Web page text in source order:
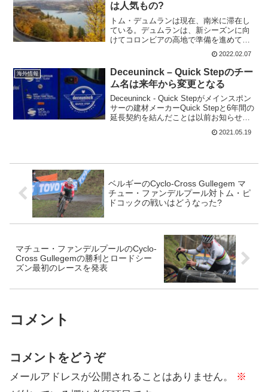
は人気もの?
トム・デュムランは現在、南米に滞在し
ている。デュムランは、新シーズンに向
けてコロンビアの高地で準備を進めてい
る。デュムランは自分の選択を後悔して
いない。それどころか、AS Américaとの
対談でこう語っている。「ここを楽しん
でいる。ここで...
2022.02.07
海外情報
Deceuninck – Quick Stepのチー
ム名は来年から変更となる
Deceuninck - Quick Stepがメインスポン
サーの建材メーカーQuick Stepと6年間の
延長契約を結んだことは以前お知らせし
たとおり。これによりチームは安泰だ
が、もう一方のタイトルスポンサーであ
2021.05.19
ベルギーのCyclo-Cross Gullegem マ
チュー・ファンデルプール対トム・ピ
ドコックの戦いはどうなった?
マチュー・ファンデルプールのCyclo-
Cross Gullegemの勝利とロードシー
ズン最初のレースを発表
コメント
コメントをどうぞ
メールアドレスが公開されることはありません。
※